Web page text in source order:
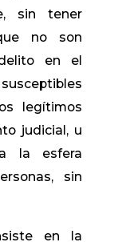
sin tener
no son
en el
legítimos
judicial, u
la esfera
sin
en la